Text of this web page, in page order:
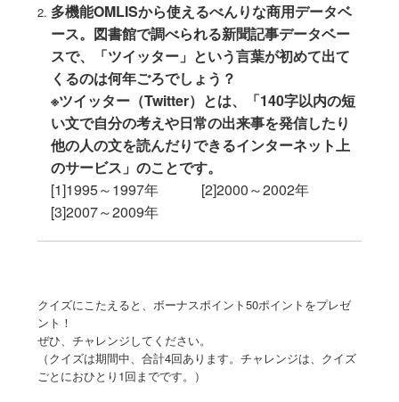
多機能OMLISから使えるべんりな商用データベ
ース。図書館で調べられる新聞記事データベー
スで、「ツイッター」という言葉が初めて出て
くるのは何年ごろでしょう？
※ツイッター（Twitter）とは、「140字以内の短
い文で自分の考えや日常の出来事を発信したり
他の人の文を読んだりできるインターネット上
のサービス」のことです。
[1]1995～1997年 [2]2000～2002年
[3]2007～2009年
クイズにこたえると、ボーナスポイント50ポイントをプレゼ
ント！
ぜひ、チャレンジしてください。
（クイズは期間中、合計4回あります。チャレンジは、クイズ
ごとにおひとり1回までです。）